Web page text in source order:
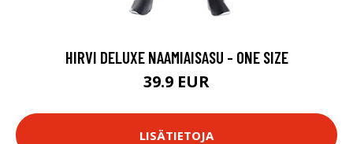
HIRVI DELUXE NAAMIAISASU - ONE SIZE
39.9 EUR
LISÄTIETOJA